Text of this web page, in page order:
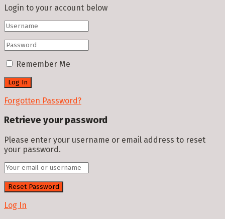
Login to your account below
Remember Me
Forgotten Password?
Retrieve your password
Please enter your username or email address to reset
your password.
Log In